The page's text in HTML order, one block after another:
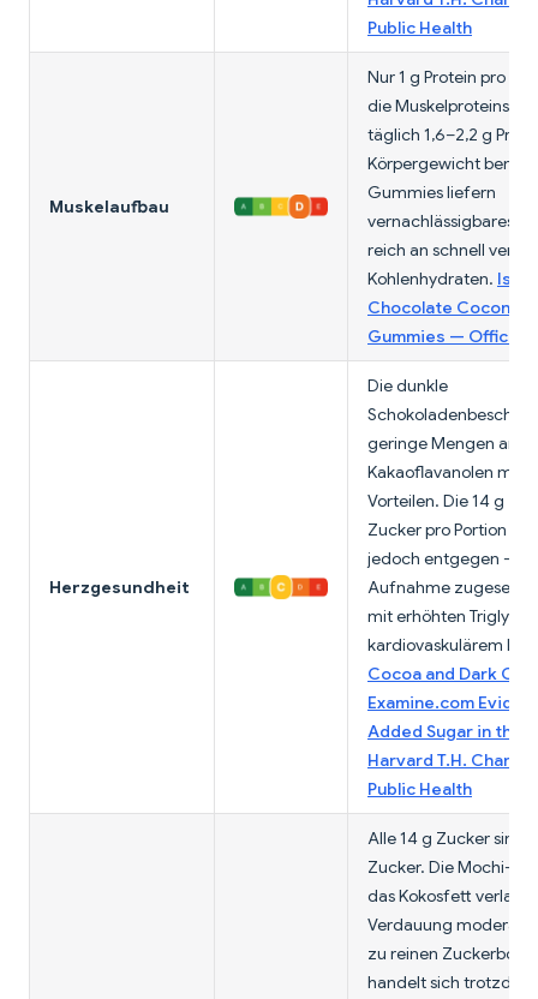
Public Health
Muskelaufbau
Nur 1 g Protein pro
die
täglich 1,6–2,2 g
Körpergewicht
Gummies liefern
vernachlässigbares
reich an schnell
Kohlenhydraten.
Chocolate Coconut
Gummies — Official
Herzgesundheit
Die dunkle
geringe Mengen an
Kakaoflavanolen mit
Vorteilen. Die 14 g
Zucker pro Portion
jedoch entgegen —
Aufnahme
mit erhöhten
kardiovaskulärem
Cocoa and Dark
Examine.com
Added Sugar in the
Harvard T.H. Chan
Public Health
Alle 14 g Zucker sind
Zucker. Die Mochi-
das Kokosfett
Verdauung moderat
zu reinen
handelt sich